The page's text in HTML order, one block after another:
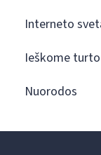
Interneto
Ieškome
Nuorodos